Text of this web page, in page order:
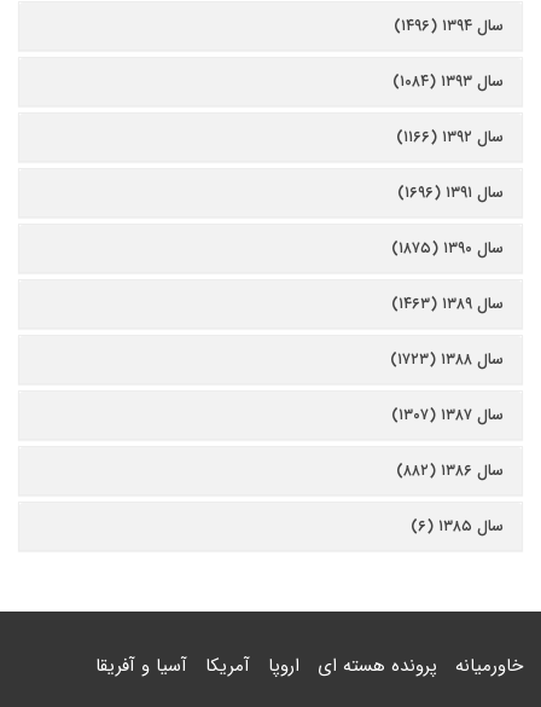
سال ۱۳۹۴ (۱۴۹۶)
سال ۱۳۹۳ (۱۰۸۴)
سال ۱۳۹۲ (۱۱۶۶)
سال ۱۳۹۱ (۱۶۹۶)
سال ۱۳۹۰ (۱۸۷۵)
سال ۱۳۸۹ (۱۴۶۳)
سال ۱۳۸۸ (۱۷۲۳)
سال ۱۳۸۷ (۱۳۰۷)
سال ۱۳۸۶ (۸۸۲)
سال ۱۳۸۵ (۶)
خاورمیانه پرونده هسته ای اروپا آمریکا آسیا و آفریقا